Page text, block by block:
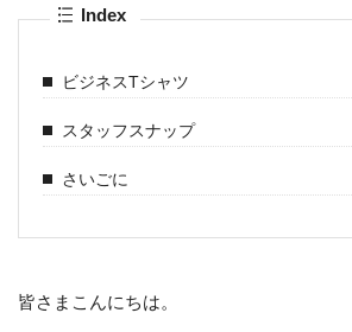
Index
ビジネスTシャツ
スタッフスナップ
さいごに
皆さまこんにちは。